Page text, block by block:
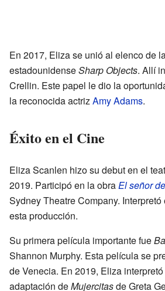
En 2017, Eliza se unió al elenco de
estadounidenseSharp Objects. Allí
Crellin. Este papel le dio la
la reconocida actrizAmy Adams.
Éxito en el Cine
Eliza Scanlen hizo su debut en el
2019. Participó en la obraEl señor
Sydney Theatre Company.
esta producción.
Su primera película importante fue
Shannon Murphy. Esta película se
de Venecia. En 2019, Eliza
adaptación deMujercitasde Greta